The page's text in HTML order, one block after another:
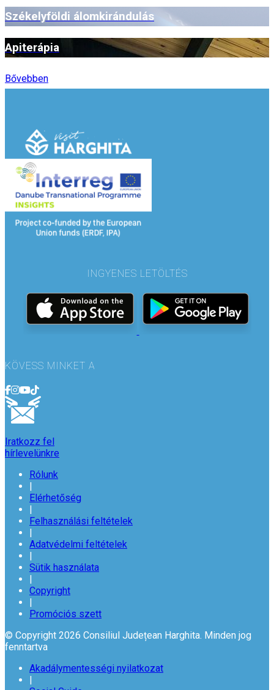
Székelyföldi álomkirándulás
Apiterápia
Bővebben
INGYENES LETÖLTÉS
KÖVESS MINKET A
Iratkozz fel
hírlevelünkre
Rólunk
|
Elérhetőség
|
Felhasználási feltételek
|
Adatvédelmi feltételek
|
Sütik használata
|
Copyright
|
Promóciós szett
© Copyright 2026 Consiliul Județean Harghita. Minden jog
fenntartva
Akadálymentességi nyilatkozat
|